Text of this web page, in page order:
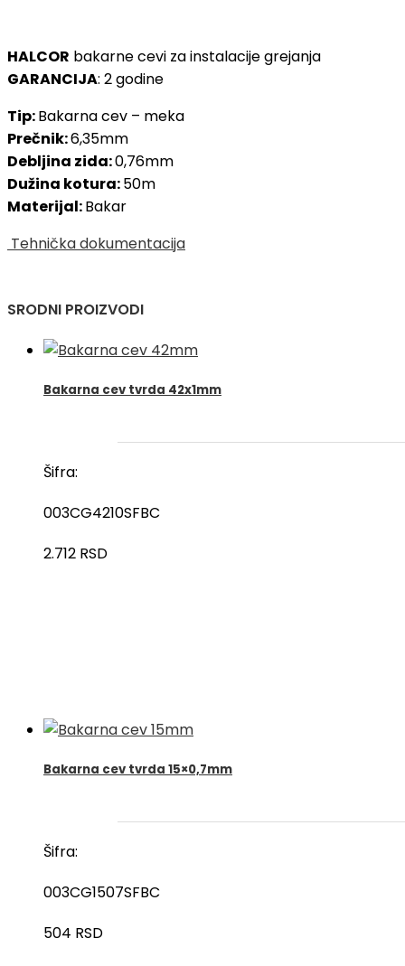
HALCOR bakarne cevi za instalacije grejanja
GARANCIJA: 2 godine
Tip:Bakarna cev – meka
Prečnik:6,35mm
Debljina zida:0,76mm
Dužina kotura:50m
Materijal:Bakar
Tehnička dokumentacija
SRODNI PROIZVODI
Bakarna cev tvrda 42x1mm
Šifra:
003CG4210SFBC
2.712 RSD
Bakarna cev tvrda 15×0,7mm
Šifra:
003CG1507SFBC
504 RSD